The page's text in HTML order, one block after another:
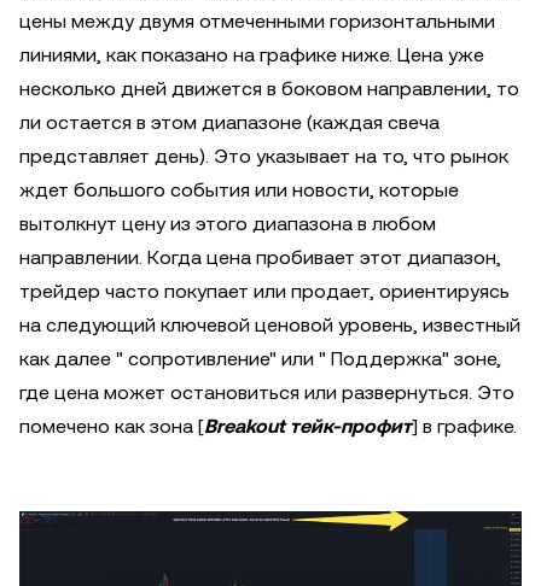
цены между двумя отмеченными горизонтальными
линиями, как показано на графике ниже. Цена уже
несколько дней движется в боковом направлении, то
ли остается в этом диапазоне (каждая свеча
представляет день). Это указывает на то, что рынок
ждет большого события или новости, которые
вытолкнут цену из этого диапазона в любом
направлении. Когда цена пробивает этот диапазон,
трейдер часто покупает или продает, ориентируясь
на следующий ключевой ценовой уровень, известный
как далее " сопротивление" или " Поддержка" зоне,
где цена может остановиться или развернуться. Это
помечено как зона [Breakout тейк-профит] в графике.